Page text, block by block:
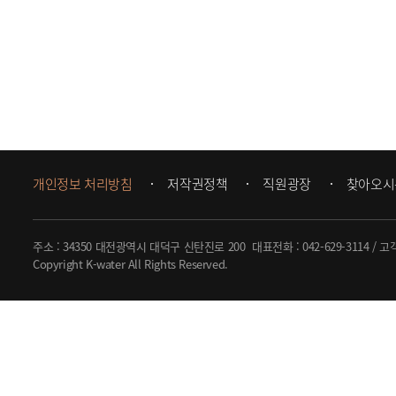
개인정보 처리방침 저작권정책 직원광장 찾아오
주소 : 34350 대전광역시 대덕구 신탄진로 200 대표전화 :042-629-3114/ 고
Copyright K-water All Rights Reserved.